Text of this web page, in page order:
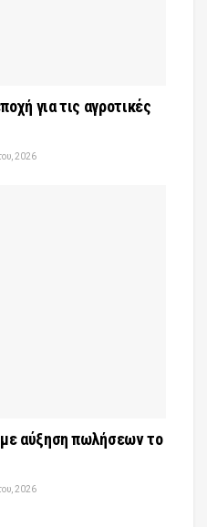
για τις αγροτικές
2026
με αύξηση πωλήσεων το
2026